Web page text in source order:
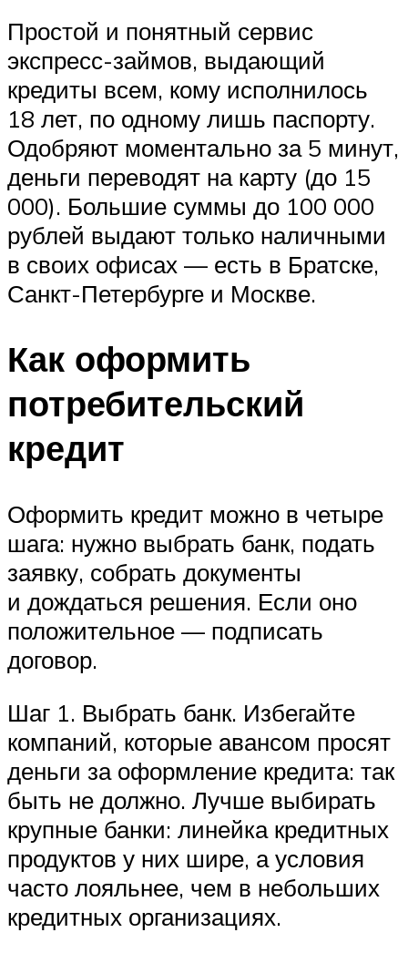
Простой и понятный сервис
экспресс-займов, выдающий
кредиты всем, кому исполнилось
18 лет, по одному лишь паспорту.
Одобряют моментально за 5 минут,
деньги переводят на карту (до 15
000). Большие суммы до 100 000
рублей выдают только наличными
в своих офисах — есть в Братске,
Санкт-Петербурге и Москве.
Как оформить
потребительский
кредит
Оформить кредит можно в четыре
шага: нужно выбрать банк, подать
заявку, собрать документы
и дождаться решения. Если оно
положительное — подписать
договор.
Шаг 1. Выбрать банк. Избегайте
компаний, которые авансом просят
деньги за оформление кредита: так
быть не должно. Лучше выбирать
крупные банки: линейка кредитных
продуктов у них шире, а условия
часто лояльнее, чем в небольших
кредитных организациях.